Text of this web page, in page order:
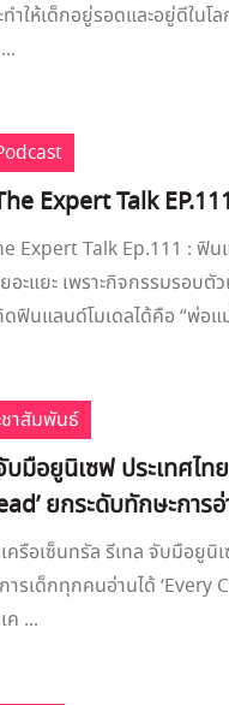
ำให้เด็กอยู่รอดและอยู่ดีในโ
Expert Talk
Expert Talk Ep.111 : ฟิน
อะแยะ เพราะกิจกรรมรอบ
ดฟินแลนด์โมเดลได้คือ “พ่อ
ชาสัมพันธ์
มือยูนิเซฟ ประเทศไท
ยกระดับทักษะการ
ครือเซ็นทรัล รีเทล จับมือยูนิ
ารเด็กทุกคนอ่านได้ ‘Every
ค ...